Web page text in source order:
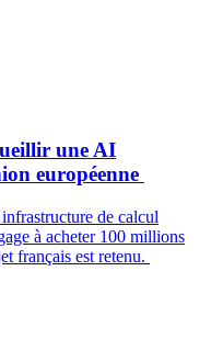
une AI
européenne
de calcul
à acheter 100 millions
français est retenu.